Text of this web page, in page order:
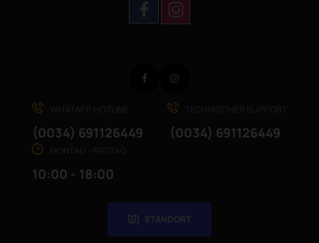
(0034) 691126449 (0034) 691126449
10:00 - 18:00
STANDORT
Facebook